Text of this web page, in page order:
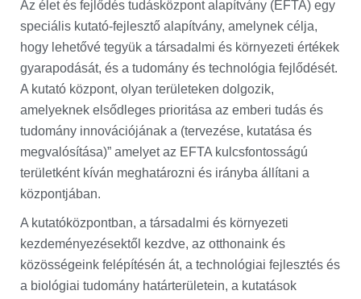
Az élet és fejlődés tudásközpont alapítvány (EFTA) egy
speciális kutató-fejlesztő alapítvány, amelynek célja,
hogy lehetővé tegyük a társadalmi és környezeti értékek
gyarapodását, és a tudomány és technológia fejlődését.
A kutató központ, olyan területeken dolgozik,
amelyeknek elsődleges prioritása az emberi tudás és
tudomány innovációjának a (tervezése, kutatása és
megvalósítása)” amelyet az EFTA kulcsfontosságú
területként kíván meghatározni és irányba állítani a
központjában.
A kutatóközpontban, a társadalmi és környezeti
kezdeményezésektől kezdve, az otthonaink és
közösségeink felépítésén át, a technológiai fejlesztés és
a biológiai tudomány határterületein, a kutatások